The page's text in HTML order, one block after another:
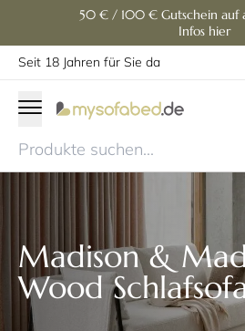
50 € / 100 € Gutschein auf
Infos hier
Seit 18 Jahren für Sie da
Madison &
Wood